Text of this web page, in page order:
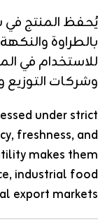
يُحفظ المنتج
بالطراوة
للاستخدام في
وشركات التوزيع
under strict
freshness, and
makes them
industrial food
export markets.